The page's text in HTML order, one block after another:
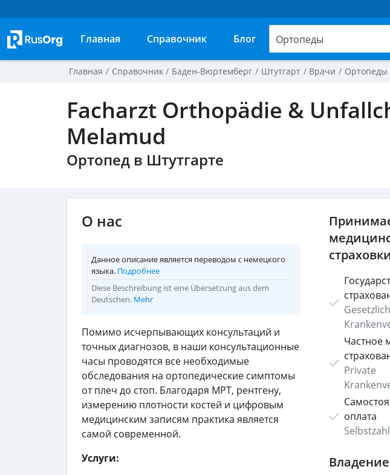
Главная Справочник Блог Ортопеды
Главная Справочник Баден-Вюртемберг Штутгарт Врачи Ортопеды
Facharzt Orthopädie &
Melamud
Ортопед в Штутгарте
О нас
Данное описание является переводом с немецкого
языка. Подробнее
Diese Beschreibung ist eine Übersetzung aus dem
Deutschen. Mehr
Помимо исчерпывающих консультаций и
точных диагнозов, в наши консультационные
часы проводятся все необходимые
обследования на ортопедические симптомы
от плеч до стоп. Благодаря МРТ, рентгену,
измерению плотности костей и цифровым
медицинским записям практика является
самой современной.
Услуги:
страховки
Частное
Private
оплата